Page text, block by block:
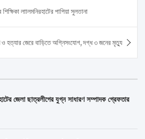
শিক্ষিকা লাালমনিরহাটের পাপিয়া সুলতানা
ও হত্যার জেরে বাড়িতে অগ্নিসংযোগ, দগ্ধ ৩ জনের মৃত্যু
জেলা ছাত্রলীগের যুগ্ন সাধারণ সম্পাদক গ্রেফতার